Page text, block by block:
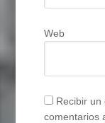
Web
Recibir un
comentarios